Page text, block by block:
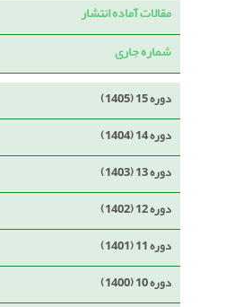
مقالات آماده انتشار
شماره جاری
دوره 15 (1405)
دوره 14 (1404)
دوره 13 (1403)
دوره 12 (1402)
دوره 11 (1401)
دوره 10 (1400)